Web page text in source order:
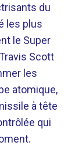
du
les plus
le Super
Scott
les
atomique,
à tête
qui